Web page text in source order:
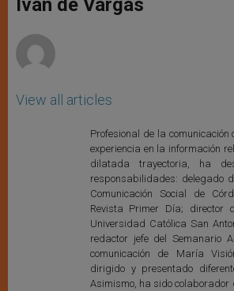
p e k
Iván de Vargas
View all articles
Profesional de la
experiencia en la información
dilatada trayectoria, ha
responsabilidades: delegado
Comunicación Social de
Revista Primer Día; director
Universidad Católica San
redactor jefe del Semanario
comunicación de María
dirigido y presentado
Asimismo, ha sido colaborador